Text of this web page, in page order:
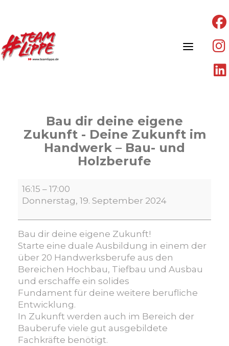
Bau dir deine eigene
Zukunft - Deine Zukunft im
Handwerk – Bau- und
Holzberufe
Bau
dir
eigene
Zukunft
-
Deine
Zukunft
im
Handwerk
–
Bau-
und
Holzberufe
16:15 – 17:00
Donnerstag, 19. September 2024
Bau dir deine eigene Zukunft!
Starte eine duale Ausbildung in einem der
über 20 Handwerksberufe aus den
Bereichen Hochbau, Tiefbau und Ausbau
und erschaffe ein solides
Fundament für deine weitere berufliche
Entwicklung.
In Zukunft werden auch im Bereich der
Bauberufe viele gut ausgebildete
Fachkräfte benötigt.